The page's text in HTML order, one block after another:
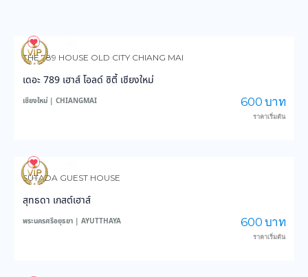
127
THE 789 HOUSE OLD CITY CHIANG MAI
เดอะ 789 เฮาส์ โอลด์ ซิตี้ เชียงใหม่
เชียงใหม่ | CHIANGMAI 600 บาท
ราคาเริ่มต้น
157
SUTADA GUEST HOUSE
สุทธดา เกสต์เฮาส์
พระนครศรีอยุธยา | AYUTTHAYA 600 บาท
ราคาเริ่มต้น